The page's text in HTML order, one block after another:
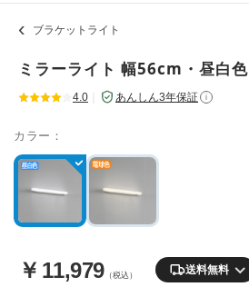
ブラケットライト
ミラーライト 幅56cm・昼白色
4.0 あんしん3年保証 i
カラー：
￥ 11,979（税込） 送料無料